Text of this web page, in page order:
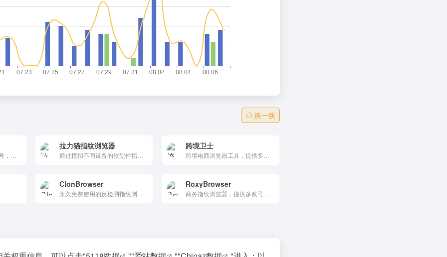
换一换
拉力猫指纹浏览器
通过模拟不同设备的软硬件指纹信息,实现一台电脑同时多开浏览器,每个防关联浏览器独立IP,适用于跨境电商亚马逊、eBay、TikTok，社媒营销Facebook、Twitter等行业
跨境卫士
ClonBrowser RoxyBrowser